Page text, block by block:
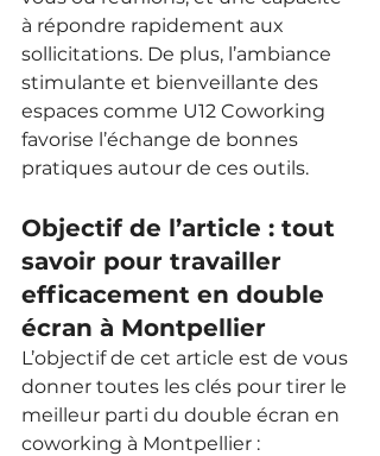
à répondre rapidement aux
sollicitations. De plus, l’ambiance
stimulante et bienveillante des
espaces comme U12 Coworking
favorise l’échange de bonnes
pratiques autour de ces outils.
Objectif de l’article : tout
savoir pour travailler
efficacement en double
écran à Montpellier
L’objectif de cet article est de vous
donner toutes les clés pour tirer le
meilleur parti du double écran en
coworking à Montpellier :